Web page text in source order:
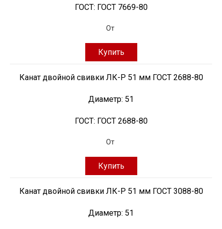
ГОСТ: ГОСТ 7669-80
От
Купить
Канат двойной свивки ЛК-Р 51 мм ГОСТ 2688-80
Диаметр: 51
ГОСТ: ГОСТ 2688-80
От
Купить
Канат двойной свивки ЛК-Р 51 мм ГОСТ 3088-80
Диаметр: 51